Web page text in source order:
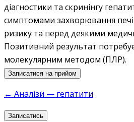
діагностики та скринінгу
симптомами захворювання
ризику та перед деякими
Позитивний результат
молекулярним методом (ПЛР).
Записатися на прийом
← Аналізи — гепатити
Записатись